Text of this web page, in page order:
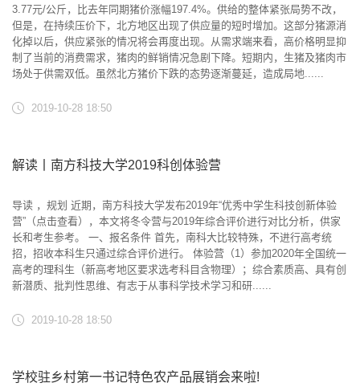
3.77元/公斤，比去年同期猪价涨幅197.4%。供给的整体紧张局势不改，
但是，在持续压价下，北方地区出现了供应量的短时增加。这部分猪源消
化掉以后，供应紧张的情况将会再度出现。从需求端来看，高价格明显抑
制了当前的消费需求，猪肉的鲜销情况急剧下降。短期内，生猪及猪肉市
场处于供需双低。虽然北方猪价下跌的态势逐渐蔓延，造成局地......
2019-10-28 18:50
解读丨南方科技大学2019科创体验营
导读 ，规划 近期，南方科技大学发布2019年“优秀中学生科技创新体验
营”（点击查看），本文将冬令营与2019年综合评价进行对比分析，供家
长和考生参考。 一、报名条件 首先，南科大比较特殊，不进行高考统
招，招收本科生只通过综合评价进行。 体验营（1）参加2020年全国统一
高考的理科生（新高考地区要求选考科目含物理）；综合素质高、具有创
新潜质、批判性思维、有志于从事科学技术学习和研......
2019-10-28 18:50
学校驻乡村第一书记特色农产品展销会来啦!